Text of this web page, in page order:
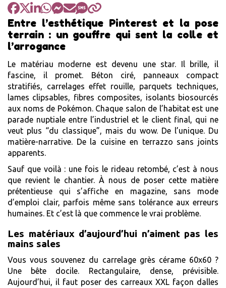
:
:
Entre l’esthétique Pinterest et la pose
terrain : un gouffre qui sent la colle et
l’arrogance
Le matériau moderne est devenu une star. Il brille, il
fascine, il promet. Béton ciré, panneaux compact
stratifiés, carrelages effet rouille, parquets techniques,
lames clipsables, fibres composites, isolants biosourcés
aux noms de Pokémon. Chaque salon de l’habitat est une
parade nuptiale entre l’industriel et le client final, qui ne
veut plus “du classique”, mais du wow. De l’unique. Du
matière-narrative. De la cuisine en terrazzo sans joints
apparents.
Sauf que voilà : une fois le rideau retombé, c’est à nous
que revient le chantier. À nous de poser cette matière
prétentieuse qui s’affiche en magazine, sans mode
d’emploi clair, parfois même sans tolérance aux erreurs
humaines. Et c’est là que commence le vrai problème.
Les matériaux d’aujourd’hui n’aiment pas les
mains sales
Vous vous souvenez du carrelage grès cérame 60x60 ?
Une bête docile. Rectangulaire, dense, prévisible.
Aujourd’hui, il faut poser des carreaux XXL façon dalles